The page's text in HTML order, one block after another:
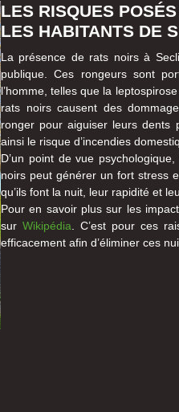
LES RISQUES
LES HABITANTS DE
La présence de rats noirs à
publique. Ces rongeurs sont
l’homme, telles que la
rats noirs causent des
ronger pour aiguiser leurs dents
ainsi le risque d’incendies
D’un point de vue
noirs peut générer un fort stress
qu’ils font la nuit, leur rapidité et
Pour en savoir plus sur les
sur Wikipédia . C’est pour ces
efficacement afin d’éliminer ces